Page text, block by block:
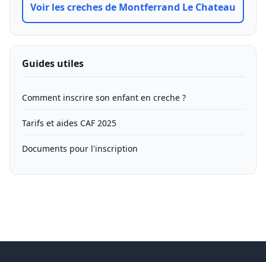
Voir les creches de Montferrand Le Chateau
Guides utiles
Comment inscrire son enfant en creche ?
Tarifs et aides CAF 2025
Documents pour l'inscription